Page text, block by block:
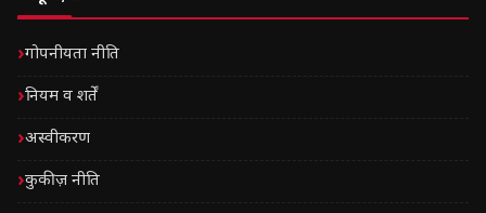
गोपनीयता नीति
नियम व शर्तें
अस्वीकरण
कुकीज़ नीति